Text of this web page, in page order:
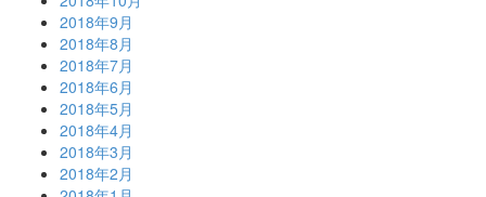
2018年9月
2018年8月
2018年7月
2018年6月
2018年5月
2018年4月
2018年3月
2018年2月